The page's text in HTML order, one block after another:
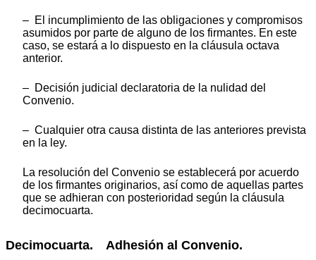
– El incumplimiento de las obligaciones y compromisos
asumidos por parte de alguno de los firmantes. En este
caso, se estará a lo dispuesto en la cláusula octava
anterior.
– Decisión judicial declaratoria de la nulidad del
Convenio.
– Cualquier otra causa distinta de las anteriores prevista
en la ley.
La resolución del Convenio se establecerá por acuerdo
de los firmantes originarios, así como de aquellas partes
que se adhieran con posterioridad según la cláusula
decimocuarta.
Decimocuarta. Adhesión al Convenio.